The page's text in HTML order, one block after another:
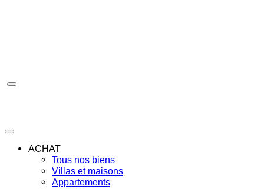
ACHAT
Tous nos biens
Villas et maisons
Appartements